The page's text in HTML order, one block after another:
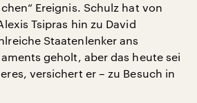
Ereignis. Schulz hat von
Tsipras hin zu David
Staatenlenker ans
geholt, aber das heute sei
versichert er – zu Besuch in